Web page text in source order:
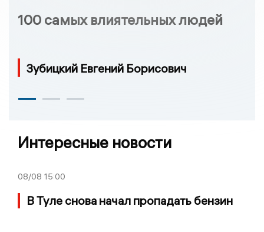
100 самых влиятельных людей
Зубицкий Евгений Борисович
Интересные новости
08/08 15:00
В Туле снова начал пропадать бензин